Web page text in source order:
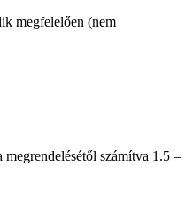
megfelelően (nem
számítva 1.5 –